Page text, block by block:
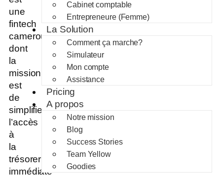
Cabinet comptable
Entrepreneure (Femme)
La Solution
Comment ça marche?
Simulateur
Mon compte
Assistance
Pricing
A propos
Notre mission
Blog
Success Stories
Team Yellow
Goodies
une
fintech
camerounaise
dont
la
mission
est
de
simplifier
l’accès
à
la
trésorerie
immédiate